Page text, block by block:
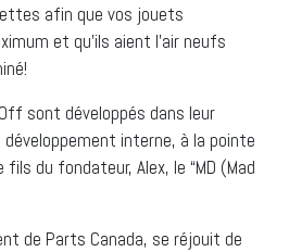
afin que vos jouets
et qu’ils aient l’air neufs
sont développés dans leur
interne, à la pointe
du fondateur, Alex, le “MD (Mad
de Parts Canada, se réjouit de